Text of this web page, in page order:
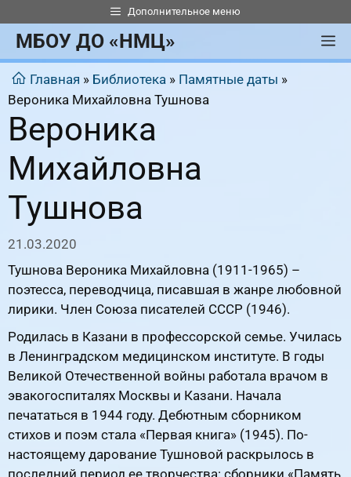
к
содержимому
Дополнительное меню
МБОУ ДО «НМЦ»
Главная » Библиотека » Памятные даты »
Вероника Михайловна Тушнова
Вероника
Михайловна
Тушнова
21.03.2020
Тушнова Вероника Михайловна (1911-1965) –
поэтесса, переводчица, писавшая в жанре любовной
лирики. Член Союза писателей СССР (1946).
Родилась в Казани в профессорской семье. Училась
в Ленинградском медицинском институте. В годы
Великой Отечественной войны работала врачом в
эвакогоспиталях Москвы и Казани. Начала
печататься в 1944 году. Дебютным сборником
стихов и поэм стала «Первая книга» (1945). По-
настоящему дарование Тушновой раскрылось в